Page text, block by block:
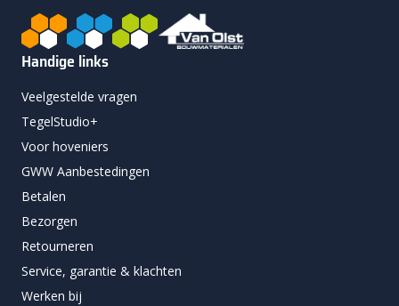
Handige links
Veelgestelde vragen
TegelStudio+
Voor hoveniers
GWW Aanbestedingen
Betalen
Bezorgen
Retourneren
Service, garantie & klachten
Werken bij